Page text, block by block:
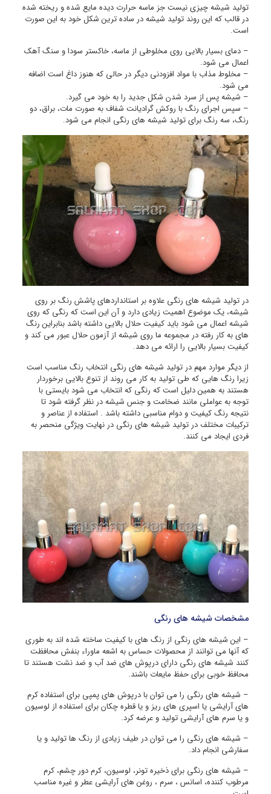
تولید شیشه چیزی نیست جز ماسه حرارت دیده مایع شده و ریخته شده
در قالب که این روند تولید شیشه در ساده ترین شکل خود به این صورت
است.
– دمای بسیار بالایی روی مخلوطی از ماسه، خاکستر سودا و سنگ آهک
اعمال می شود.
– مخلوط مذاب با مواد افزودنی دیگر در حالی که هنوز داغ است اضافه
می شود.
– شیشه پس از سرد شدن شکل جدید را به خود می گیرد.
– سپس اجرای رنگ با روکش گرادیانت شفاف به صورت مات، براق، دو
رنگ، سه رنگ برای تولید شیشه های رنگی انجام می شود.
در تولید شیشه های رنگی علاوه بر استانداردهای پاشش رنگ بر روی
شیشه، یک موضوع اهمیت زیادی دارد و آن این است که رنگی که روی
شیشه اعمال می شود باید کیفیت حلال بالایی داشته باشد بنابراین رنگ
های به کار رفته در مجموعه ما روی شیشه از آزمون حلال عبور می کند و
کیفیت بسیار بالایی را ارائه می دهد.
از دیگر موارد مهم در تولید شیشه های رنگی انتخاب رنگ مناسب است
زیرا رنگ هایی که طی تولید به کار می روند از تنوع بالایی برخوردار
هستند به همین دلیل است که رنگی که انتخاب می شود بایستی با
توجه به عواملی مانند ضخامت و جنس شیشه در نظر گرفته شود تا
نتیجه رنگ کیفیت و دوام مناسبی داشته باشد . استفاده از عناصر و
ترکیبات مختلف در تولید شیشه های رنگی در نهایت ویژگی منحصر به
فردی ایجاد می کنند.
مشخصات شیشه های رنگی
– این شیشه های رنگی از رنگ های با کیفیت ساخته شده اند به طوری
که آنها می توانند از محصولات حساس به اشعه ماوراء بنفش محافظت
کنند شیشه های رنگی دارای درپوش های ضد آب و ضد نشت هستند تا
محافظ خوبی برای حفظ مایعات باشند.
– شیشه های رنگی را می توان با درپوش های پمپی برای استفاده کرم
های آرایشی یا اسپری های ریز و یا قطره چکان برای استفاده از لوسیون
و یا سرم های آرایشی تولید و عرضه کرد.
– شیشه های رنگی را می توان در طیف زیادی از رنگ ها تولید و یا
سفارشی انجام داد.
– شیشه های رنگی برای ذخیره تونر، لوسیون، کرم دور چشم، کرم
مرطوب کننده، اسانس ، سرم ، روغن های آرایشی عطر و غیره مناسب